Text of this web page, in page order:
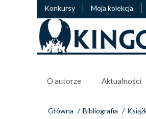
Konkursy Moja kolekcja
O autorze Aktualności
Główna / Bibliografia /